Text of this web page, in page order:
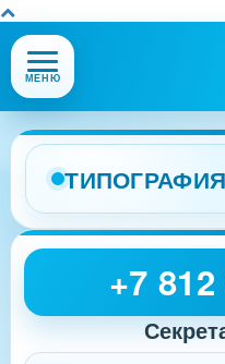
Открыть
или
меню
сайта
МЕНЮ
+7 812